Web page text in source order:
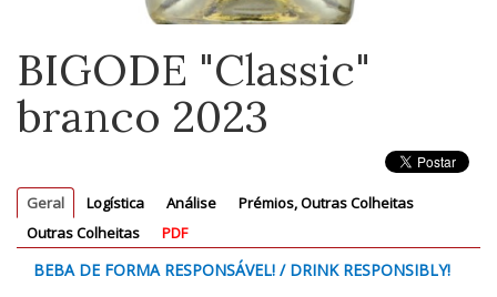
BIGODE "Classic"
branco 2023
Geral Logística Análise
Prémios, Outras Colheitas
Outras Colheitas
PDF
BEBA DE FORMA RESPONSÁVEL! / DRINK RESPONSIBLY!